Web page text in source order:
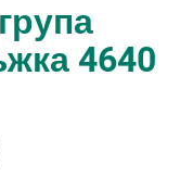
4640